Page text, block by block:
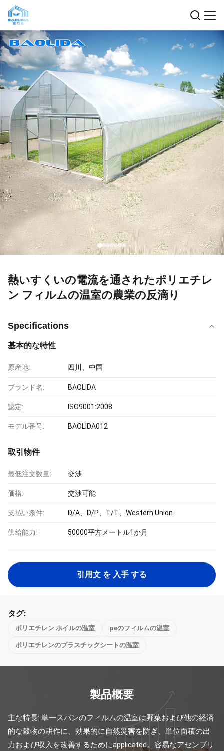
熱いすくいの電流を通されたポリエチレ
ン フィルムの温室の農業の反滴り
Specifications
基本的な特性
原産地: 四川、中国
ブランド名: BAOLIDA
認定: ISO9001:2008
モデル番号: BAOLIDA012
取引物件
最低注文数量: 交渉
価格: 交渉可能
支払い条件: D/A、D/P、T/T、Western Union
供給能力: 50000平方メートル1か月
引用文 を 入手 する
タグ:
ポリエチレン ホイルの温室 peのフィルムの温室
ポリエチレンのプラスチックシートの温室
製品概要
主な特長: 単一スパンのフィルムの温室は野菜および他の経済
的な穀物の耕作に、効果的に自然災害を防ぎ、単位面積の出
力および収入を改善するためにapplicated。容易なアセンブリ